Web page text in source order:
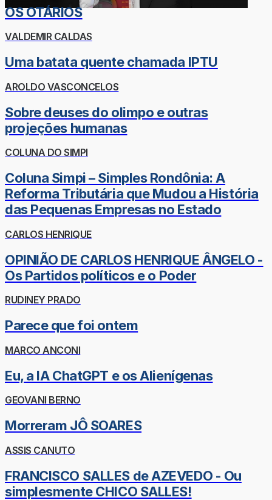
OS OTÁRIOS
VALDEMIR CALDAS
Uma batata quente chamada IPTU
AROLDO VASCONCELOS
Sobre deuses do olimpo e outras
projeções humanas
COLUNA DO SIMPI
Coluna Simpi – Simples Rondônia: A
Reforma Tributária que Mudou a História
das Pequenas Empresas no Estado
CARLOS HENRIQUE
OPINIÃO DE CARLOS HENRIQUE ÂNGELO -
Os Partidos políticos e o Poder
RUDINEY PRADO
Parece que foi ontem
MARCO ANCONI
Eu, a IA ChatGPT e os Alienígenas
GEOVANI BERNO
Morreram JÔ SOARES
ASSIS CANUTO
FRANCISCO SALLES de AZEVEDO - Ou
simplesmente CHICO SALLES!